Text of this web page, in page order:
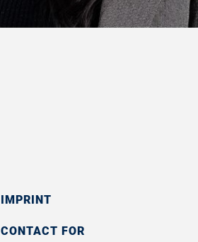
IMPRINT
CONTACT FOR